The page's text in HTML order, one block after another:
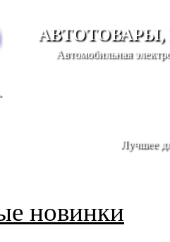
Автомобильная
Лучшее
новинки